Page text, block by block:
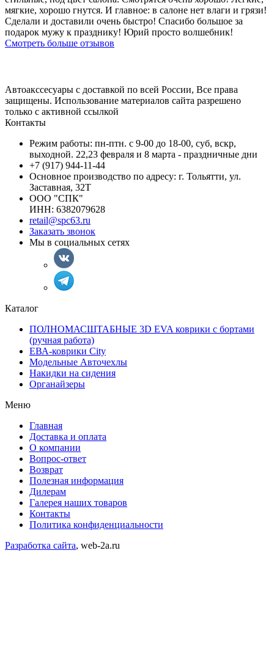
мягкие, хорошо гнутся. И главное: в салоне нет влаги и грязи!
Сделали и доставили очень быстро! Спасибо большое за
подарок мужу к празднику! Юрий просто волшебник!
Смотреть больше отзывов
Автоакссесуары с доставкой по всей России, Все права
защищены. Использование материалов сайта разрешено
только с активной ссылкой
Контакты
Режим работы: пн-птн. с 9-00 до 18-00, суб, вскр,
выходной. 22,23 февраля и 8 марта - праздничные дни
+7 (917) 944-11-44
Основное производство по адресу: г. Тольятти, ул.
Заставная, 32Т
ООО "СПК"
ИНН: 6382079628
retail@spc63.ru
Заказать звонок
Мы в социальных сетях
Каталог
ПОЛНОМАСШТАБНЫЕ 3D EVA коврики с бортами
(ручная работа)
ЕВА-коврики City
Модельные Авточехлы
Накидки на сидения
Органайзеры
Меню
Главная
Доставка и оплата
О компании
Вопрос-ответ
Возврат
Полезная информация
Дилерам
Галерея наших товаров
Контакты
Политика конфиденциальности
Разработка сайта, web-2a.ru